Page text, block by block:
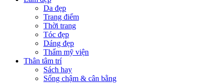
Da đẹp
Trang điểm
Thời trang
Tóc đẹp
Dáng đẹp
Thẩm mỹ viện
Thân tâm trí
Sách hay
Sống chậm & cân bằng